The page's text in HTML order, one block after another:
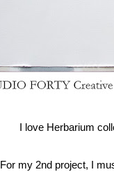
I love Herbarium
For my 2nd project, I